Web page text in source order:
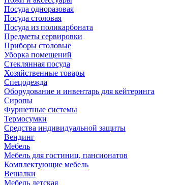
Посуда одноразовая
Посуда столовая
Посуда из поликарбоната
Предметы сервировки
Приборы столовые
Уборка помещений
Стеклянная посуда
Хозяйственные товары
Спецодежда
Оборудование и инвентарь для кейтеринга
Сиропы
Фуршетные системы
Термосумки
Средства индивидуальной защиты
Вендинг
Мебель
Мебель для гостиниц, пансионатов
Комплектующие мебель
Вешалки
Мебель детская